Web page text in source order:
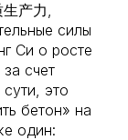
产力,
силы
Си о росте
счет
это
бетон» на
один: